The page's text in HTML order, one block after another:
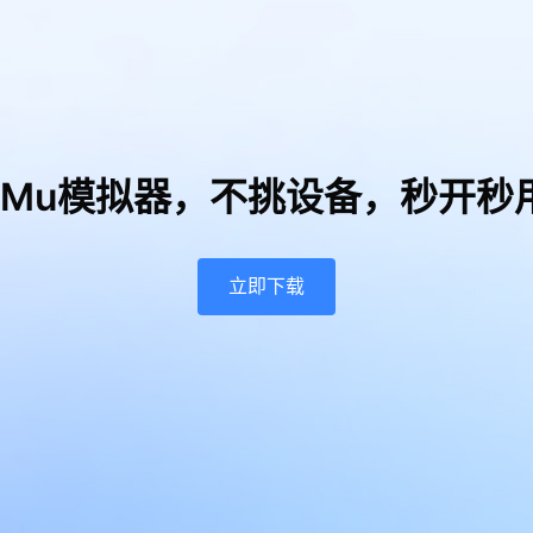
模拟器， 不挑设备，秒开秒
立即下载